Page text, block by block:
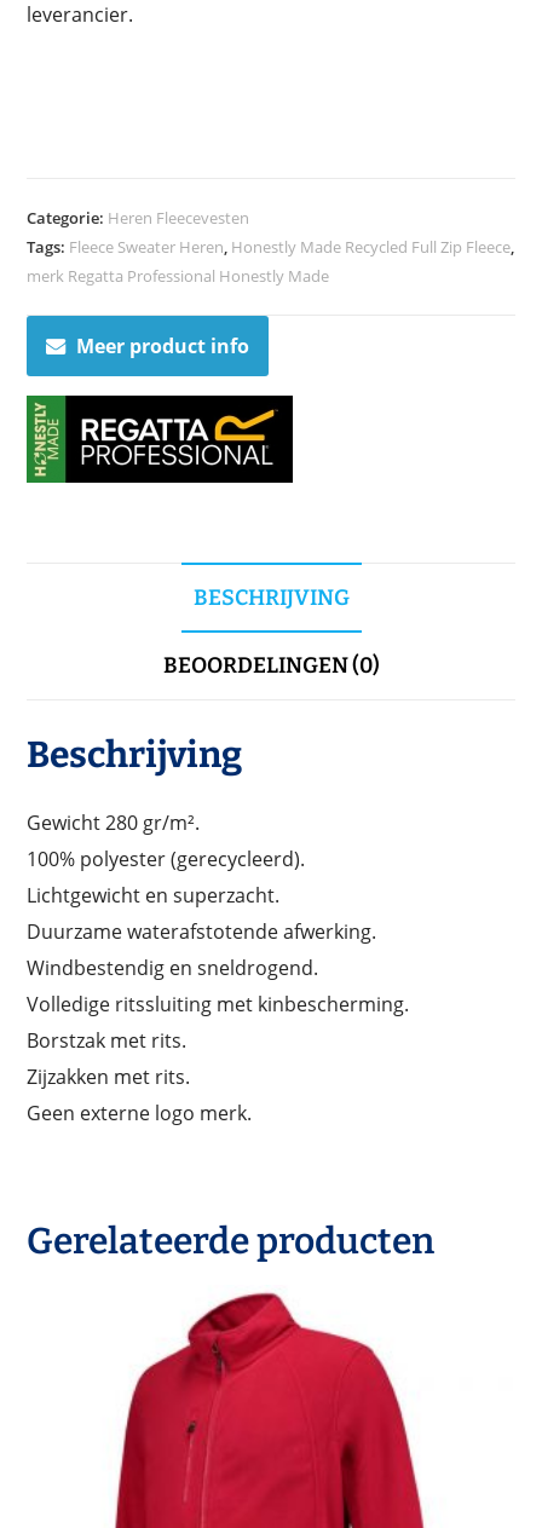
leverancier.
Categorie: Heren Fleecevesten
Tags: Fleece Sweater Heren, Honestly Made Recycled Full Zip Fleece,
merk Regatta Professional Honestly Made
Meer product info
BESCHRIJVING
BEOORDELINGEN (0)
Beschrijving
Gewicht 280 gr/m².
100% polyester (gerecycleerd).
Lichtgewicht en superzacht.
Duurzame waterafstotende afwerking.
Windbestendig en sneldrogend.
Volledige ritssluiting met kinbescherming.
Borstzak met rits.
Zijzakken met rits.
Geen externe logo merk.
Gerelateerde producten